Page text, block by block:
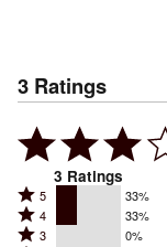
3 Ratings
3 Ratings
Rated
5
5 33%
Rated
4
4 33%
Rated
3 0%